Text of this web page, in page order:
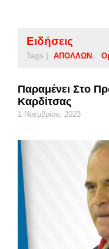
Ειδήσεις
Tags | ΑΠΟΛΛΩΝ
Παραμένει Στο
Καρδίτσας
1 Νοεμβρίου, 2023